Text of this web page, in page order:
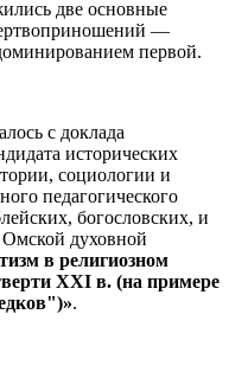
две основные
—
первой.
с доклада
исторических
социологии и
педагогического
богословских, и
духовной
в религиозном
XXI в. (на примере
.